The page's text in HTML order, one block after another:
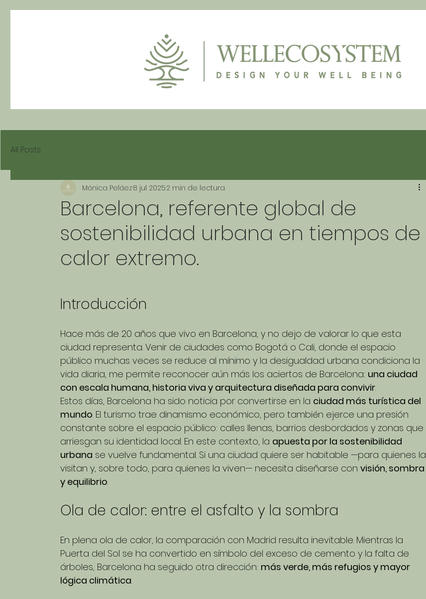
All Posts
Barcelona, referente global de
sostenibilidad urbana en tiempos de
calor extremo.
Mónica Peláez8 jul 20252 min de lectura
Introducción
Hace más de 20 años que vivo en Barcelona, y no dejo de valorar lo que esta
ciudad representa. Venir de ciudades como Bogotá o Cali, donde el espacio
público muchas veces se reduce al mínimo y la desigualdad urbana condiciona la
vida diaria, me permite reconocer aún más los aciertos de Barcelona: una ciudad
con escala humana, historia viva y arquitectura diseñada para convivir.
Estos días, Barcelona ha sido noticia por convertirse en la ciudad más turística del
mundo. El turismo trae dinamismo económico, pero también ejerce una presión
constante sobre el espacio público: calles llenas, barrios desbordados y zonas que
arriesgan su identidad local. En este contexto, la apuesta por la sostenibilidad
urbana se vuelve fundamental. Si una ciudad quiere ser habitable —para quienes la
visitan y, sobre todo, para quienes la viven— necesita diseñarse con visión, sombra
y equilibrio.
Ola de calor: entre el asfalto y la sombra
En plena ola de calor, la comparación con Madrid resulta inevitable. Mientras la
Puerta del Sol se ha convertido en símbolo del exceso de cemento y la falta de
árboles, Barcelona ha seguido otra dirección: más verde, más refugios y mayor
lógica climática.